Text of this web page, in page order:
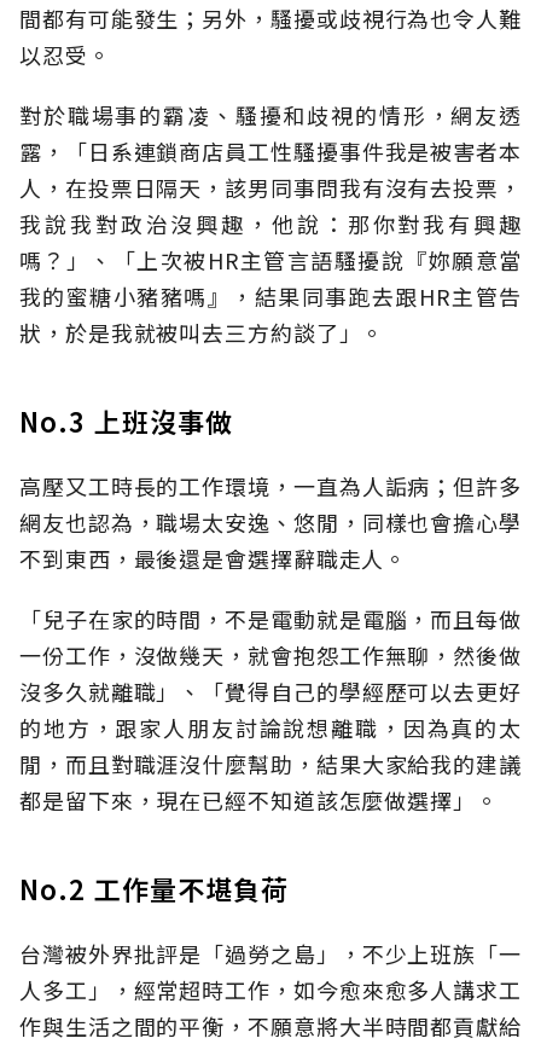
間都有可能發生；另外，騷擾或歧視行為也令人難
以忍受。
對於職場事的霸凌、騷擾和歧視的情形，網友透
露，「日系連鎖商店員工性騷擾事件我是被害者本
人，在投票日隔天，該男同事問我有沒有去投票，
我說我對政治沒興趣，他說：那你對我有興趣
嗎？」、「上次被HR主管言語騷擾說『妳願意當
我的蜜糖小豬豬嗎』，結果同事跑去跟HR主管告
狀，於是我就被叫去三方約談了」。
No.3 上班沒事做
高壓又工時長的工作環境，一直為人詬病；但許多
網友也認為，職場太安逸、悠閒，同樣也會擔心學
不到東西，最後還是會選擇辭職走人。
「兒子在家的時間，不是電動就是電腦，而且每做
一份工作，沒做幾天，就會抱怨工作無聊，然後做
沒多久就離職」、「覺得自己的學經歷可以去更好
的地方，跟家人朋友討論說想離職，因為真的太
閒，而且對職涯沒什麼幫助，結果大家給我的建議
都是留下來，現在已經不知道該怎麼做選擇」。
No.2 工作量不堪負荷
台灣被外界批評是「過勞之島」，不少上班族「一
人多工」，經常超時工作，如今愈來愈多人講求工
作與生活之間的平衡，不願意將大半時間都貢獻給